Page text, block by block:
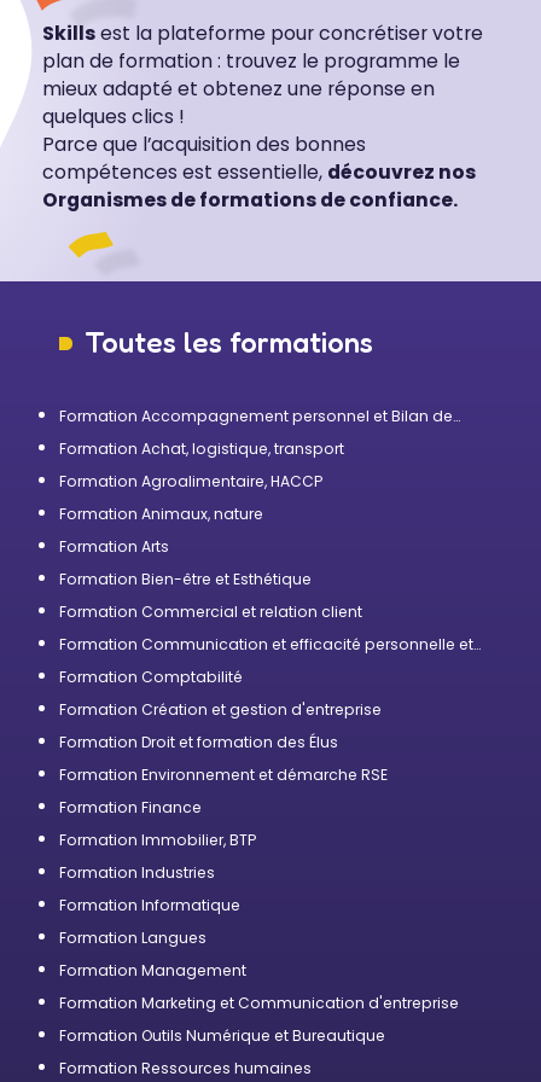
Skillsest la plateforme pour concrétiser votre
plan de formation : trouvez le programme le
mieux adapté et obtenez une réponse en
quelques clics !
Parce que l’acquisition des bonnes
compétences est essentielle, découvrez nos
Organismes de formations de confiance.
Toutes les formations
Formation Accompagnement personnel et Bilan de
Formation Achat, logistique, transport
Formation Agroalimentaire, HACCP
Formation Animaux, nature
Formation Arts
Formation Bien-être et Esthétique
Formation Commercial et relation client
Formation Communication et efficacité personnelle et
Formation Comptabilité
Formation Création et gestion d'entreprise
Formation Droit et formation des Élus
Formation Environnement et démarche RSE
Formation Finance
Formation Immobilier, BTP
Formation Industries
Formation Informatique
Formation Langues
Formation Management
Formation Marketing et Communication d'entreprise
Formation Outils Numérique et Bureautique
Formation Ressources humaines